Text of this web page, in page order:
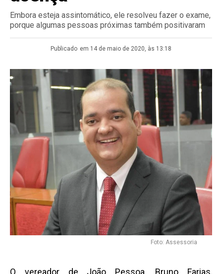
Embora esteja assintomático, ele resolveu fazer o exame,
porque algumas pessoas próximas também positivaram
Publicado em 14 de maio de 2020, às 13:18
Foto: Assessoria
O vereador de João Pessoa, Bruno Farias,